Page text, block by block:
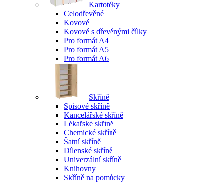
Kartotéky
Celodřevěné
Kovové
Kovové s dřevěnými čílky
Pro formát A4
Pro formát A5
Pro formát A6
Skříně
Spisové skříně
Kancelářské skříně
Lékařské skříně
Chemické skříně
Šatní skříně
Dílenské skříně
Univerzální skříně
Knihovny
Skříně na pomůcky